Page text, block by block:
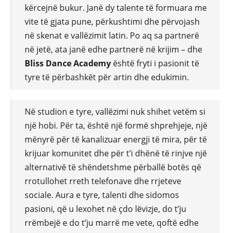
kërcejnë bukur. Janë dy talente të formuara me
vite të gjata pune, përkushtimi dhe përvojash
në skenat e vallëzimit latin. Po aq sa partnerë
në jetë, ata janë edhe partnerë në krijim – dhe
Bliss Dance Academy është fryti i pasionit të
tyre të përbashkët për artin dhe edukimin.
Në studion e tyre, vallëzimi nuk shihet vetëm si
një hobi. Për ta, është një formë shprehjeje, një
mënyrë për të kanalizuar energji të mira, për të
krijuar komunitet dhe për t’i dhënë të rinjve një
alternativë të shëndetshme përballë botës që
rrotullohet rreth telefonave dhe rrjeteve
sociale. Aura e tyre, talenti dhe sidomos
pasioni, që u lexohet në çdo lëvizje, do t’ju
rrëmbejë e do t’ju marrë me vete, qoftë edhe